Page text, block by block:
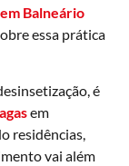
Balneário
essa prática
é
em
residências,
vai além